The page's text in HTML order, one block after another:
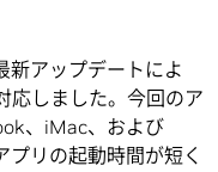
新アップデートによ
応しました。今回のア
、iMac、および
リの起動時間が短く